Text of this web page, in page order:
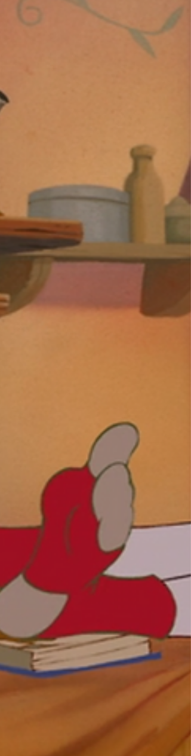
contresens dans la version